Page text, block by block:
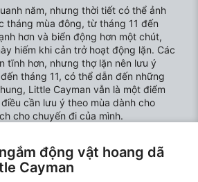
năm, nhưng thời tiết có thể ảnh
tháng mùa đông, từ tháng 11 đến
hơn và biển động hơn một chút,
hiếm khi cản trở hoạt động lặn. Các
tĩnh hơn, nhưng thợ lặn nên lưu ý
tháng 11, có thể dẫn đến những
Little Cayman vẫn là một điểm
cần lưu ý theo mùa dành cho
cho chuyến đi của mình.
động vật hoang dã
Cayman
services
content
data
on information